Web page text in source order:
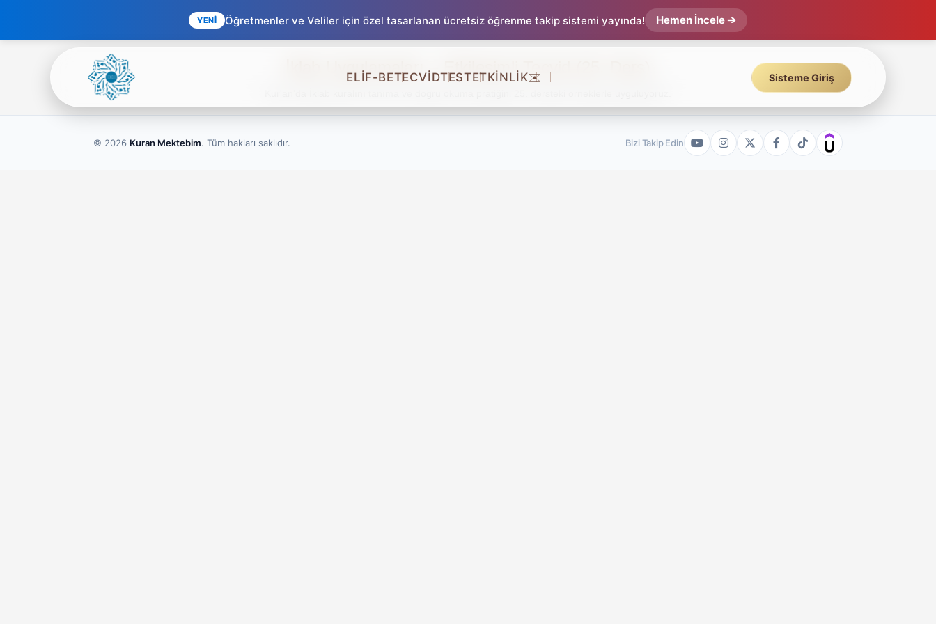
YENİ Öğretmenler ve Veliler için özel tasarlanan ücretsiz öğrenme takip sistemi yayında! Hemen İncele ➔
ELİF-BETECVİDTESTETKİNLİK✉️ Sisteme Giriş
İklab Uygulamaları – Etkileşimli Tecvid (25. Ders)
© 2026 Kuran Mektebim. Tüm hakları saklıdır. Bizi Takip Edin